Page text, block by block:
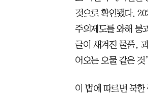
것으로 확인됐다.
주의제도를 와해 붕
글이 새겨진 물품,
어오는 오물 같은 것
이 법에 따르면 북